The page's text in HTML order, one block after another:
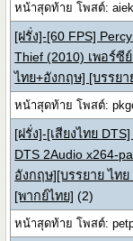
หน้าสุดท้าย โพสต์:
[ฝรั่ง]-[60 FPS]
Thief (2010) เพอร์
ไทย+อังกฤษ] [บรรยา
หน้าสุดท้าย โพสต์:
[ฝรั่ง]-[เสียงไทย
DTS 2Audio x264-
อังกฤษ][บรรยาย ไทย
[พากย์ไทย] (2)
หน้าสุดท้าย โพสต์: